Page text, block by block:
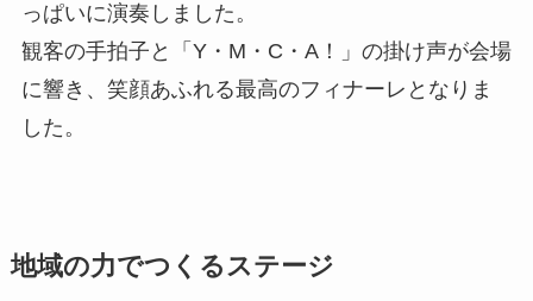
っぱいに演奏しました。
観客の手拍子と「Y・M・C・A！」の掛け声が会場
に響き、笑顔あふれる最高のフィナーレとなりま
した。
地域の力でつくるステージ